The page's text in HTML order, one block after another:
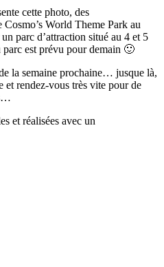
cette photo, des
World Theme Park au
parc d’attraction situé au 4 et 5
est prévu pour demain 🙂
la semaine prochaine… jusque là,
et rendez-vous très vite pour de
et réalisées avec un